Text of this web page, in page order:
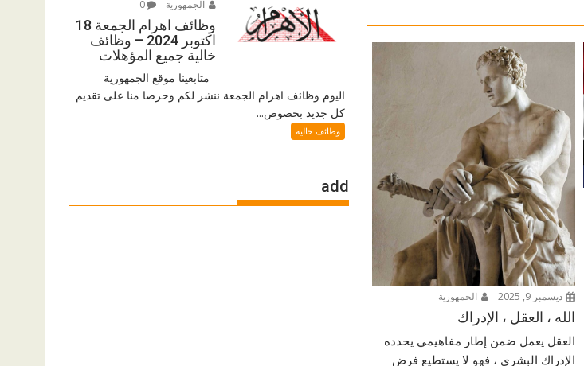
ديسمبر 9, 2025 الجمهورية
الله ، العقل ، الإدراك
العقل يعمل ضمن إطار مفاهيمي يحدده
الإدراك البشري ، فهو لا يستطيع فرض
الجمهورية
0
وظائف اهرام الجمعة 18
اكتوبر 2024 – وظائف
خالية جميع المؤهلات
متابعينا موقع الجمهورية
اليوم وظائف اهرام الجمعة ننشر لكم وحرصا منا على تقديم
كل جديد بخصوص...
وظائف خالية
add